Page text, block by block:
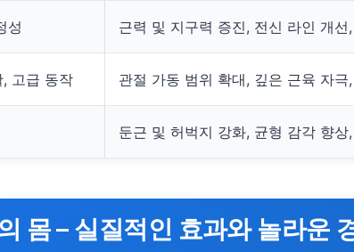
성 근력 및 지구력 증진, 전신 라인 개선
고급 동작 관절 가동 범위 확대, 깊은 근육 자극
둔근 및 허벅지 강화, 균형 감각 향상
몸 – 실질적인 효과와 놀라운